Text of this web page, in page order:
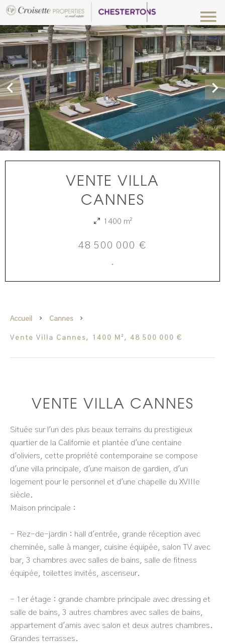
VENTE VILLA
CANNES
1400 m²
48 500 000 €
·
Accueil Cannes
Vente Villa Cannes, 1400 M², 48 500 000 €
VENTE VILLA CANNES
Située sur l'un des plus beaux terrains du prestigieux
quartier de la Californie et plantée d'une centaine
d'oliviers, cette propriété contemporaine se compose
d'une villa principale, d'une maison de gardien, d'un
logement pour le personnel et d'une chapelle du XVIIIe
siècle.
Maison principale :
- Rez-de-jardin : hall d'entrée, grande réception avec
cheminée, salle à manger, cuisine équipée, salon TV avec
bar, 3 chambres avec salles de bains, salle de fitness
équipée, toilettes invités, ascenseur.
- 1er étage : grande chambre principale avec dressing et
salle de bains, 3 autres chambres avec salles de bains,
appartement d'amis avec salon et deux autres chambres.
Grandes terrasses.